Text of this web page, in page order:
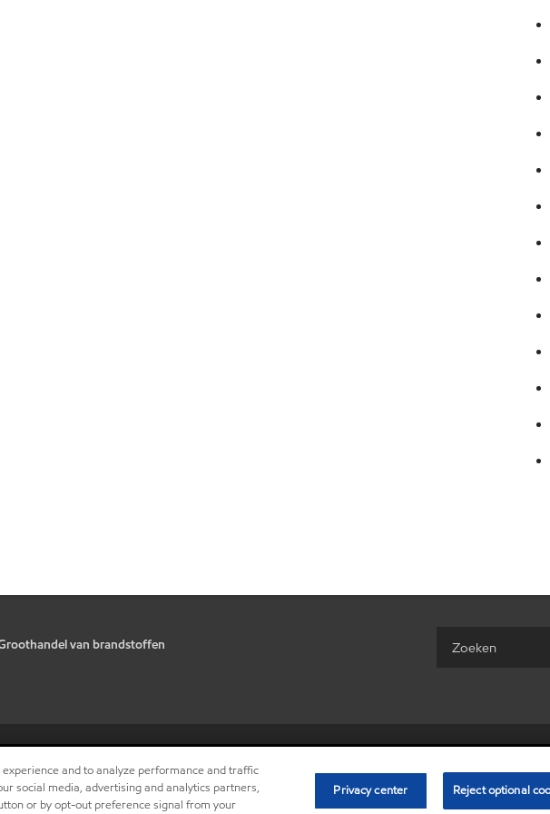
van brandstoffen
• Privacy center (Do not sell or share my personal information)
© Copyright 2003-2026
V.U.: Nico Van Laere, ExxonMobil
and to analyze performance and traffic
social media, advertising and analytics partners,
or by opt-out preference signal from your
Privacy center Reject optional